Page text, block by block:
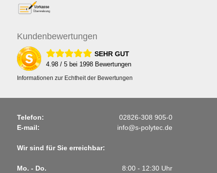
Kundenbewertungen
SEHR GUT
4.98 / 5 bei 1998 Bewertungen
Informationen zur Echtheit der Bewertungen
Telefon:
02826-308 905-0
E-mail:
info@s-polytec.de
Wir sind für Sie erreichbar:
Mo. - Do.
8:00 - 12:30 Uhr